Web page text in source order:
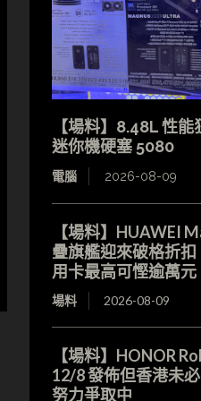
【場料】8.48L 性
迷你機硬塞 5080
電腦 2026-08-09
【場料】HUAWEI
疊旗艦迎來破格折
用卡最高可慳逾萬元
場料 2026-08-09
【場料】HONOR
12/8 發佈但香港未
努力爭取中